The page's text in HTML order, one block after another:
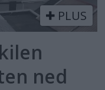
PLUS
ned